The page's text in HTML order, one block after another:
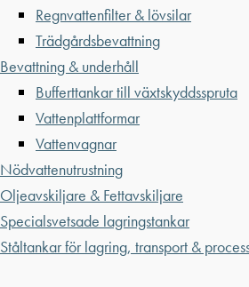
Regnvattenfilter & lövsilar
Trädgårdsbevattning
Bevattning & underhåll
Bufferttankar till växtskyddsspruta
Vattenplattformar
Vattenvagnar
Nödvattenutrustning
Oljeavskiljare & Fettavskiljare
Specialsvetsade lagringstankar
Ståltankar för lagring, transport &